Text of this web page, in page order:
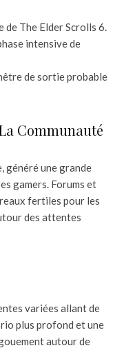
The Elder Scrolls 6.
intensive de
de sortie probable
Communauté
généré une grande
gamers. Forums et
fertiles pour les
des attentes
variées allant de
plus profond et une
autour de